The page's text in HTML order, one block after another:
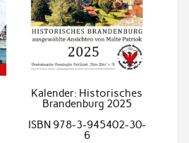
Kalender: Historisches
Brandenburg 2025
ISBN 978-3-945402-30-
6